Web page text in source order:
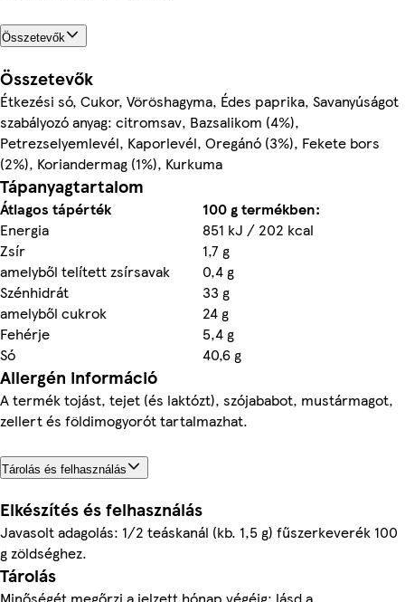
Összetevők
Összetevők
Étkezési só, Cukor, Vöröshagyma, Édes paprika, Savanyúságot
szabályozó anyag: citromsav, Bazsalikom (4%),
Petrezselyemlevél, Kaporlevél, Oregánó (3%), Fekete bors
(2%), Koriandermag (1%), Kurkuma
Tápanyagtartalom
Átlagos tápérték
100 g termékben:
Energia
851 kJ / 202 kcal
Zsír
1,7 g
amelyből telített zsírsavak
0,4 g
Szénhidrát
33 g
amelyből cukrok
24 g
Fehérje
5,4 g
Só
40,6 g
Allergén információ
A termék tojást, tejet (és laktózt), szójababot, mustármagot,
zellert és földimogyorót tartalmazhat.
Tárolás és felhasználás
Elkészítés és felhasználás
Javasolt adagolás: 1/2 teáskanál (kb. 1,5 g) fűszerkeverék 100
g zöldséghez.
Tárolás